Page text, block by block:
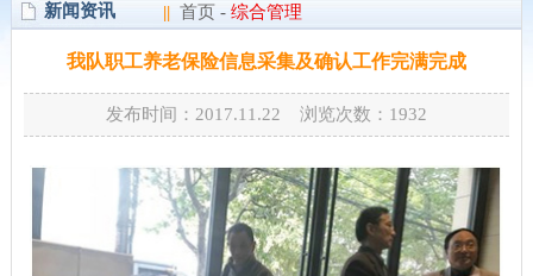
新闻资讯 || 首页 - 综合管理
我队职工养老保险信息采集及确认工作完满完成
发布时间：2017.11.22 浏览次数： 1932